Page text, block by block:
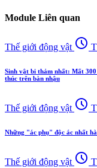
Module Liên quan
Thế giới động vật schedule
Sinh vật bi thảm nhất: Mất
thúc trên bàn nhậu
Thế giới động vật schedule
Những "ác phụ" độc ác nhất
Thế giới động vật schedule